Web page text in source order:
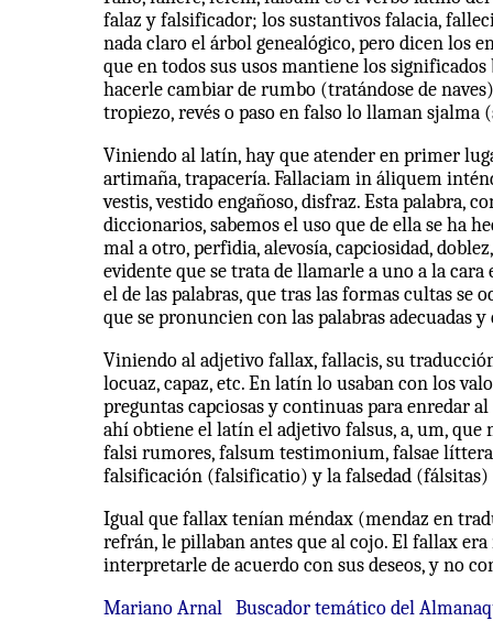
falaz y falsificador; los sustantivos falacia,
nada claro el árbol genealógico, pero dicen los
que en todos sus usos mantiene los
hacerle cambiar de rumbo (tratándose de
tropiezo, revés o paso en falso lo llaman sjalma
Viniendo al latín, hay que atender en primer
artimaña, trapacería. Fallaciam in áliquem
vestis, vestido engañoso, disfraz. Esta palabra,
diccionarios, sabemos el uso que de ella se ha
mal a otro, perfidia, alevosía, capciosidad,
evidente que se trata de llamarle a uno a la
el de las palabras, que tras las formas cultas
que se pronuncien con las palabras adecuadas
Viniendo al adjetivo fallax, fallacis, su
locuaz, capaz, etc. En latín lo usaban con los
preguntas capciosas y continuas para enredar
ahí obtiene el latín el adjetivo falsus, a, um,
falsi rumores, falsum testimonium, falsae
falsificación (falsificatio) y la falsedad
Igual que fallax tenían méndax (mendaz en
refrán, le pillaban antes que al cojo. El fallax
interpretarle de acuerdo con sus deseos, y no
Mariano Arnal Buscador temático del